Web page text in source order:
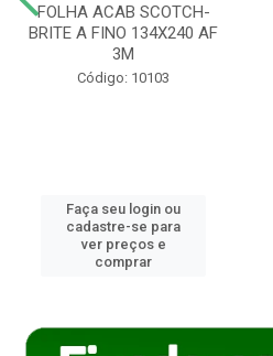
FOLHA ACAB SCOTCH-
BRITE A FINO 134X240 AF
3M
Código: 10103
Faça seu login ou
cadastre-se para
ver preços e
comprar